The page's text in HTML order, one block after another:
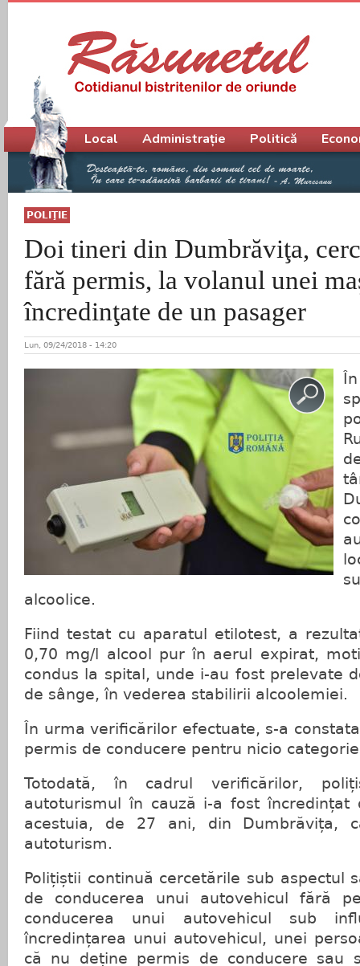
POLIŢIE
Doi tineri din Dumbrăviţa,
fără permis, la volanul unei
încredinţate de un pasager
Lun, 09/24/2018 - 14:20
alcoolice.
Fiind testat cu aparatul etilotest, a
0,70 mg/l alcool pur în aerul expirat,
condus la spital, unde i-au fost prelevate
de sânge, în vederea stabilirii alcoolemiei.
În urma verificărilor efectuate, s-a
permis de conducere pentru nicio
Totodată, în cadrul verificărilor,
autoturismul în cauză i-a fost încredințat
acestuia, de 27 ani, din Dumbrăvița,
autoturism.
Polițiștii continuă cercetările sub aspectul
de conducerea unui autovehicul fără
conducerea unui autovehicul sub
încredințarea unui autovehicul, unei
că nu deține permis de conducere sau
Meniu principal
Local Administrație Politică